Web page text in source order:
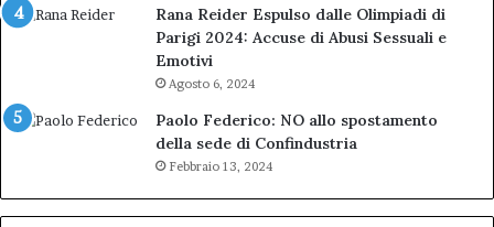
Rana Reider Espulso dalle Olimpiadi di
Parigi 2024: Accuse di Abusi Sessuali e
Emotivi
Agosto 6, 2024
Paolo Federico: NO allo spostamento
della sede di Confindustria
Febbraio 13, 2024